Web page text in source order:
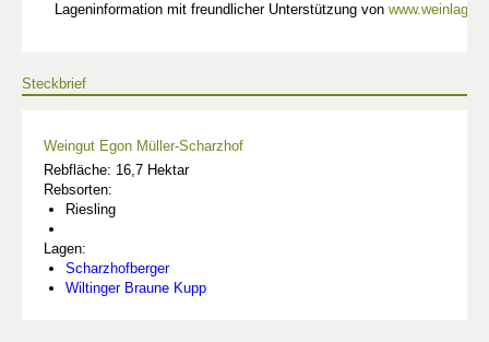
Lageninformation mit freundlicher Unterstützung von
Steckbrief
Weingut Egon Müller-Scharzhof
Rebfläche: 16,7 Hektar
Rebsorten:
Riesling
Lagen:
Scharzhofberger
Wiltinger Braune Kupp